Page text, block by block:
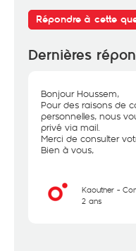
Répondre à cette
Dernières
Bonjour Houssem,
Pour des raisons de
personnelles, nous
privé via mail.
Merci de consulter
Bien à vous,
Kaouther -
2 ans